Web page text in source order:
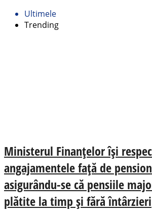
Ultimele
Trending
Ministerul Finanțelor își
angajamentele față de
asigurându-se că pensiile
plătite la timp și fără întârzieri